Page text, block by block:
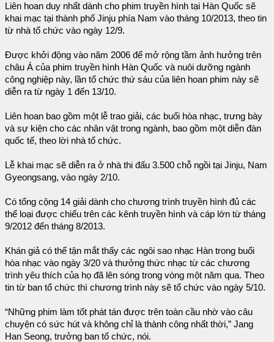
Liên hoan duy nhất dành cho phim truyền hình tại Hàn Quốc sẽ
khai mạc tại thành phố Jinju phía Nam vào tháng 10/2013, theo tin
từ nhà tổ chức vào ngày 12/9.
Được khởi động vào năm 2006 để mở rộng tầm ảnh hưởng trên
châu Á của phim truyền hình Hàn Quốc và nuôi dưỡng ngành
công nghiệp này, lần tổ chức thứ sáu của liên hoan phim này sẽ
diễn ra từ ngày 1 đến 13/10.
Liên hoan bao gồm một lễ trao giải, các buổi hòa nhạc, trưng bày
và sự kiện cho các nhân vật trong ngành, bao gồm một diễn đàn
quốc tế, theo lời nhà tổ chức.
Lễ khai mạc sẽ diễn ra ở nhà thi đấu 3.500 chỗ ngồi tại Jinju, Nam
Gyeongsang, vào ngày 2/10.
Có tổng cộng 14 giải dành cho chương trình truyền hình đủ các
thể loại được chiếu trên các kênh truyền hình và cáp lớn từ tháng
9/2012 đến tháng 8/2013.
Khán giả có thể tận mắt thấy các ngôi sao nhạc Hàn trong buổi
hòa nhạc vào ngày 3/20 và thưởng thức nhạc từ các chương
trình yêu thích của họ đã lên sóng trong vòng một năm qua. Theo
tin từ ban tổ chức thì chương trình này sẽ tổ chức vào ngày 5/10.
“Những phim làm tốt phát tán được trên toàn cầu nhờ vào câu
chuyện có sức hút và không chỉ là thành công nhất thời,” Jang
Han Seong, trưởng ban tổ chức, nói.